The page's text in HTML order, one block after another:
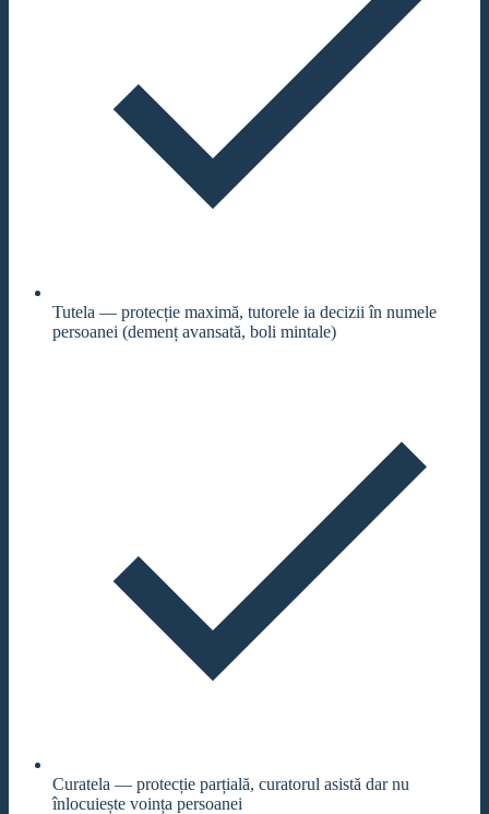
Tutela — protecție maximă, tutorele ia decizii în numele
persoanei (demenț avansată, boli mintale)
Curatela — protecție parțială, curatorul asistă dar nu
înlocuiește voința persoanei